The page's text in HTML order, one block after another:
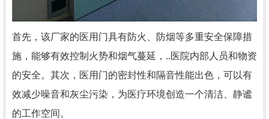
首先，该厂家的医用门具有防火、防烟等多重安全保障措
施，能够有效控制火势和烟气蔓延，..医院内部人员和物资
的安全。其次，医用门的密封性和隔音性能出色，可以有
效减少噪音和灰尘污染，为医疗环境创造一个清洁、静谧
的工作空间。